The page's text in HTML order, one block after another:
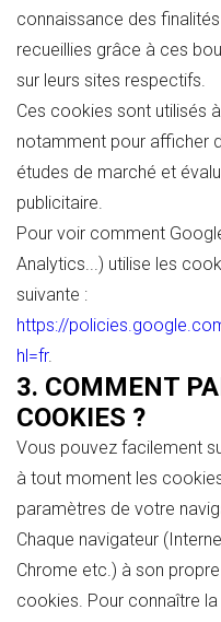
connaissance des
recueillies grâce à ces
sur leurs sites respectifs.
Ces cookies sont utilisés
notamment pour afficher
études de marché et
publicitaire.
Pour voir comment
Analytics...) utilise les
suivante :
https://
hl=fr.
3. COMMENT
COOKIES ?
Vous pouvez facilement
à tout moment les
paramètres de votre
Chaque navigateur
Chrome etc.) à son
cookies. Pour connaître